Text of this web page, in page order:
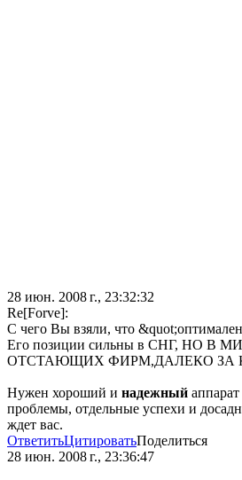
28 июн. 2008 г., 23:32:32
Re[Forve]:
С чего Вы взяли, что
Его позиции сильны в СНГ, НО В
ОТСТАЮЩИХ ФИРМ,ДАЛЕКО ЗА
Нужен хороший и надежный
проблемы, отдельные успехи и
ждет вас.
ОтветитьЦитироватьПоделиться
28 июн. 2008 г., 23:36:47